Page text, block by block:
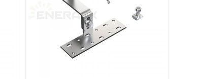
cumplir con los requisitos especiales de
instalación.